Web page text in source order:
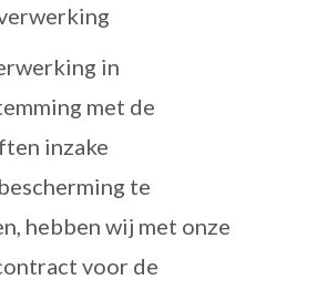
in
met de
inzake
te
hebben wij met onze
voor de